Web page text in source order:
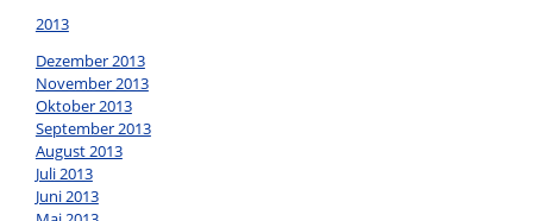
2013
Dezember 2013
November 2013
Oktober 2013
September 2013
August 2013
Juli 2013
Juni 2013